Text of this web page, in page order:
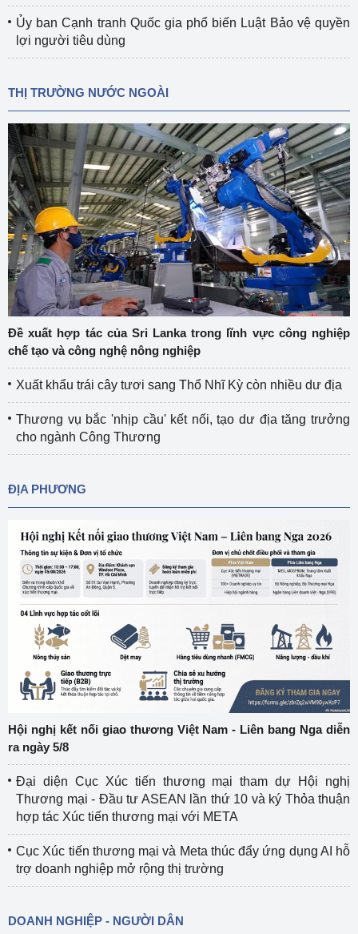
Ủy ban Cạnh tranh Quốc gia phổ biến Luật Bảo vệ quyền
lợi người tiêu dùng
THỊ TRƯỜNG NƯỚC NGOÀI
Đề xuất hợp tác của Sri Lanka trong lĩnh vực công nghiệp
chế tạo và công nghệ nông nghiệp
Xuất khẩu trái cây tươi sang Thổ Nhĩ Kỳ còn nhiều dư địa
Thương vụ bắc 'nhịp cầu' kết nối, tạo dư địa tăng trưởng
cho ngành Công Thương
ĐỊA PHƯƠNG
Hội nghị kết nối giao thương Việt Nam - Liên bang Nga diễn
ra ngày 5/8
Đại diện Cục Xúc tiến thương mại tham dự Hội nghị
Thương mại - Đầu tư ASEAN lần thứ 10 và ký Thỏa thuận
hợp tác Xúc tiến thương mại với META
Cục Xúc tiến thương mại và Meta thúc đẩy ứng dụng AI hỗ
trợ doanh nghiệp mở rộng thị trường
DOANH NGHIỆP - NGƯỜI DÂN